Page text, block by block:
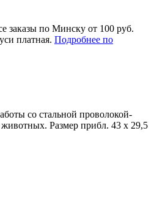
заказы по Минску от 100 руб.
платная. Подробнее по
со стальной проволокой-
Размер прибл. 43 x 29,5